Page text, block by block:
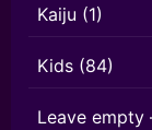
Kaiju (1)
Kids (84)
Leave empty